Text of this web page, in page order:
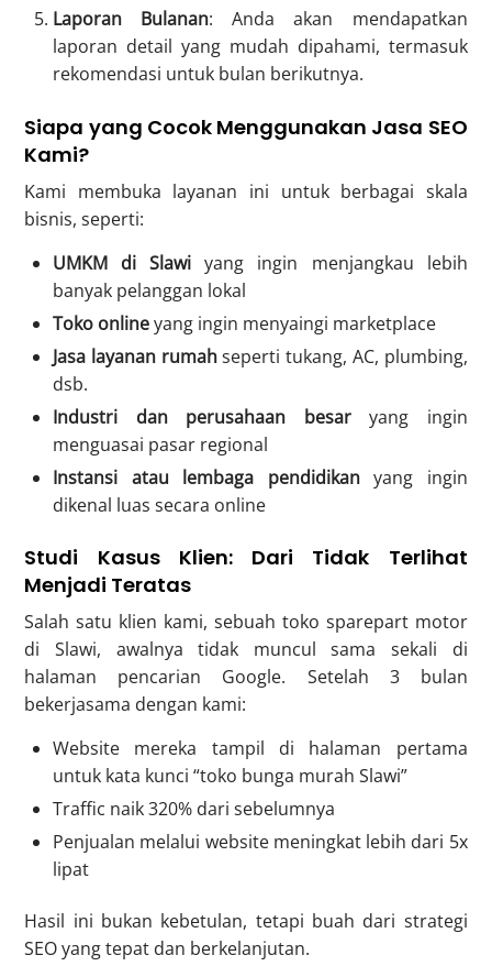
Laporan Bulanan: Anda akan mendapatkan
laporan detail yang mudah dipahami, termasuk
rekomendasi untuk bulan berikutnya.
Siapa yang Cocok Menggunakan Jasa SEO
Kami?
Kami membuka layanan ini untuk berbagai skala
bisnis, seperti:
UMKM di Slawi yang ingin menjangkau lebih
banyak pelanggan lokal
Toko onlineyang ingin menyaingi marketplace
Jasa layanan rumahseperti tukang, AC, plumbing,
dsb.
Industri dan perusahaan besaryang ingin
menguasai pasar regional
Instansi atau lembaga pendidikanyang ingin
dikenal luas secara online
Studi Kasus Klien: Dari Tidak Terlihat
Menjadi Teratas
Salah satu klien kami, sebuah toko sparepart motor
di Slawi, awalnya tidak muncul sama sekali di
halaman pencarian Google. Setelah 3 bulan
bekerjasama dengan kami:
Website mereka tampil di halaman pertama
untuk kata kunci “toko bunga murah Slawi”
Traffic naik 320% dari sebelumnya
Penjualan melalui website meningkat lebih dari 5x
lipat
Hasil ini bukan kebetulan, tetapi buah dari strategi
SEO yang tepat dan berkelanjutan.